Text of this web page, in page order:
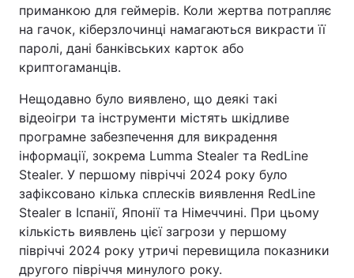
приманкою для геймерів. Коли жертва потрапляє
на гачок, кіберзлочинці намагаються викрасти її
паролі, дані банківських карток або
криптогаманців.
Нещодавно було виявлено, що деякі такі
відеоігри та інструменти містять шкідливе
програмне забезпечення для викрадення
інформації, зокрема Lumma Stealer та RedLine
Stealer. У першому півріччі 2024 року було
зафіксовано кілька сплесків виявлення RedLine
Stealer в Іспанії, Японії та Німеччині. При цьому
кількість виявлень цієї загрози у першому
півріччі 2024 року утричі перевищила показники
другого півріччя минулого року.